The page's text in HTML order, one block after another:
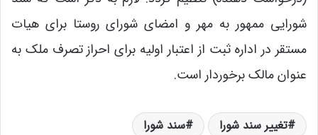
شورایی ممهور به مهر و امضای شورای روستا برای هیات
مستقر در اداره ثبت از اعتبار اولیه برای احراز تصرف ملک به
عنوان مالک برخوردار است.
تغییر سند شورا
سند شورا